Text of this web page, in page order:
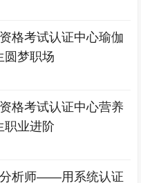
格考试认证中心瑜伽
圆梦职场
格考试认证中心营养
职业进阶
析师——用系统认证